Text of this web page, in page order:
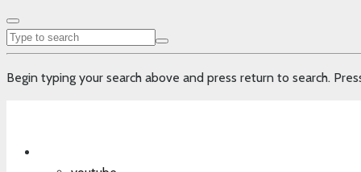
Begin typing your search above and press return to search.